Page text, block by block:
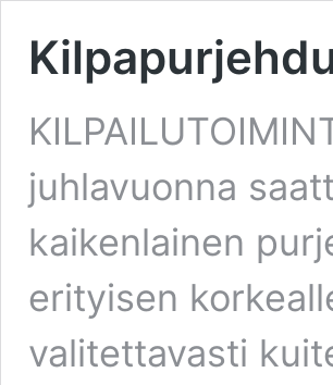
juhlavuonna
kaikenlainen
erityisen
valitettavasti